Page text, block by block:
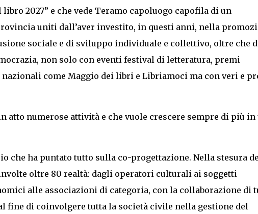
2027” e che vede Teramo capoluogo capofila di un
uniti dall’aver investito, in questi anni, nella
sociale e di sviluppo individuale e collettivo, oltre che
non solo con eventi festival di letteratura, premi
come Maggio dei libri e Libriamoci ma con veri e
atto numerose attività e che vuole crescere sempre di più in
che ha puntato tutto sulla co-progettazione. Nella stesura
oltre 80 realtà: dagli operatori culturali ai soggetti
alle associazioni di categoria, con la collaborazione di
fine di coinvolgere tutta la società civile nella gestione del